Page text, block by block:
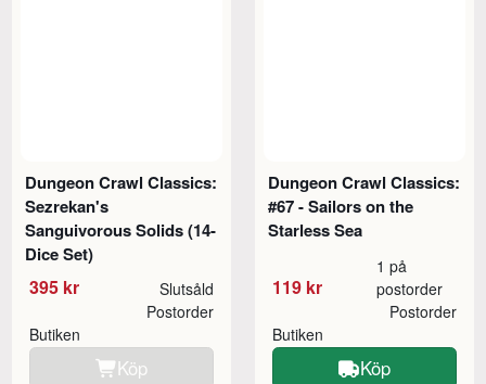
Dungeon Crawl Classics:
Sezrekan's
Sanguivorous Solids (14-
Dice Set)
395 kr Slutsåld
Butiken
Postorder
Köp
Dungeon Crawl Classics:
#67 - Sailors on the
Starless Sea
119 kr
1 på
postorder
Butiken
Postorder
Köp